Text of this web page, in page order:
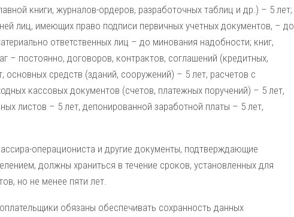
книги, журналов-ордеров, разработочных таблиц и др.) – 5 лет;
лиц, имеющих право подписи первичных учетных документов, – до
ответственных лиц – до минования надобности; книг,
– постоянно, договоров, контрактов, соглашений (кредитных,
основных средств (зданий, сооружений) – 5 лет, расчетов с
кассовых документов (счетов, платежных поручений) – 5 лет,
листов – 5 лет, депонированной заработной платы – 5 лет,
операциониста и другие документы, подтверждающие
должны храниться в течение сроков, установленных для
но не менее пяти лет.
обязаны обеспечивать сохранность данных